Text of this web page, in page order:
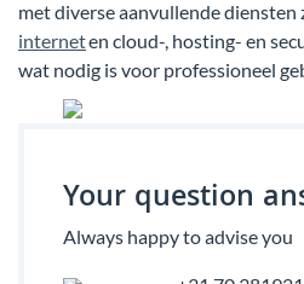
met diverse aanvullende diensten
interneten cloud-, hosting- en
wat nodig is voor professioneel
Your question
Always happy to advise you